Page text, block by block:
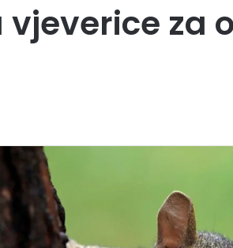
za